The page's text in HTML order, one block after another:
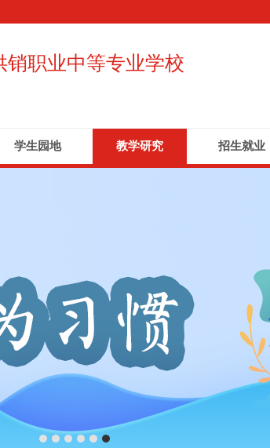
销职业中等专业学校
学生园地 教学研究 招生就业